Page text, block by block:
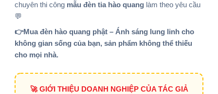
chuyên thi công mẫu đèn tia hào quang làm theo yêu cầu
💬
👉Mua đèn hào quang phật – Ánh sáng lung linh cho
không gian sống của bạn, sản phẩm không thể thiếu
cho mọi nhà.
🚀 GIỚI THIỆU DOANH NGHIỆP CỦA TÁC GIẢ